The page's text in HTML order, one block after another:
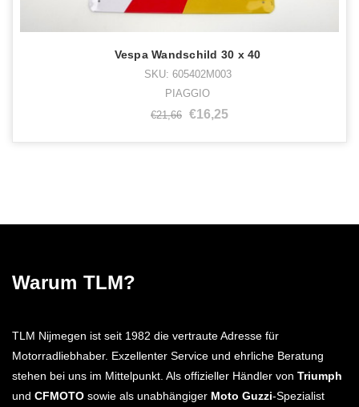
Vespa Wandschild 30 x 40
SKU: 605402M003
PIAGGIO
€21,66 €16,25
Warum TLM?
TLM Nijmegen ist seit 1982 die vertraute Adresse für
Motorradliebhaber. Exzellenter Service und ehrliche Beratung
stehen bei uns im Mittelpunkt. Als offizieller Händler von Triumph
und CFMOTO sowie als unabhängiger Moto Guzzi-Spezialist